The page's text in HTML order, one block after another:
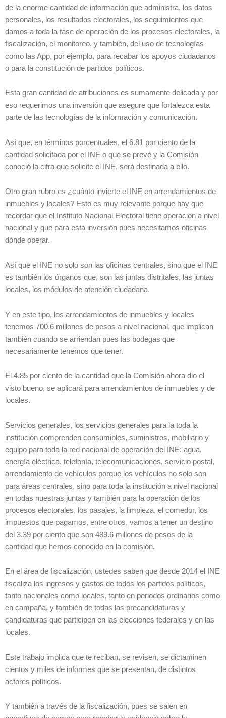
de la enorme cantidad de información que administra, los datos
personales, los resultados electorales, los seguimientos que
damos a toda la fase de operación de los procesos electorales, la
fiscalización, el monitoreo, y también, del uso de tecnologías
como las App, por ejemplo, para recabar los apoyos ciudadanos
o para la constitución de partidos políticos.
Esta gran cantidad de atribuciones es sumamente delicada y por
eso requerimos una inversión que asegure que fortalezca esta
parte de las tecnologías de la información y comunicación.
Así que, en términos porcentuales, el 6.81 por ciento de la
cantidad solicitada por el INE o que se prevé y la Comisión
conoció la cifra que solicite el INE, será destinada a ello.
Otro gran rubro es ¿cuánto invierte el INE en arrendamientos de
inmuebles y locales? Esto es muy relevante porque hay que
recordar que el Instituto Nacional Electoral tiene operación a nivel
nacional y que para esta inversión pues necesitamos oficinas
dónde operar.
Así que el INE no solo son las oficinas centrales, sino que el INE
es también los órganos que, son las juntas distritales, las juntas
locales, los módulos de atención ciudadana.
Y en este tipo, los arrendamientos de inmuebles y locales
tenemos 700.6 millones de pesos a nivel nacional, que implican
también cuando se arriendan pues las bodegas que
necesariamente tenemos que tener.
El 4.85 por ciento de la cantidad que la Comisión ahora dio el
visto bueno, se aplicará para arrendamientos de inmuebles y de
locales.
Servicios generales, los servicios generales para la toda la
institución comprenden consumibles, suministros, mobiliario y
equipo para toda la red nacional de operación del INE: agua,
energía eléctrica, telefonía, telecomunicaciones, servicio postal,
arrendamiento de vehículos porque los vehículos no solo son
para áreas centrales, sino para toda la institución a nivel nacional
en todas nuestras juntas y también para la operación de los
procesos electorales, los pasajes, la limpieza, el comedor, los
impuestos que pagamos, entre otros, vamos a tener un destino
del 3.39 por ciento que son 489.6 millones de pesos de la
cantidad que hemos conocido en la comisión.
En el área de fiscalización, ustedes saben que desde 2014 el INE
fiscaliza los ingresos y gastos de todos los partidos políticos,
tanto nacionales como locales, tanto en periodos ordinarios como
en campaña, y también de todas las precandidaturas y
candidaturas que participen en las elecciones federales y en las
locales.
Este trabajo implica que te reciban, se revisen, se dictaminen
cientos y miles de informes que se presentan, de distintos
actores políticos.
Y también a través de la fiscalización, pues se salen en